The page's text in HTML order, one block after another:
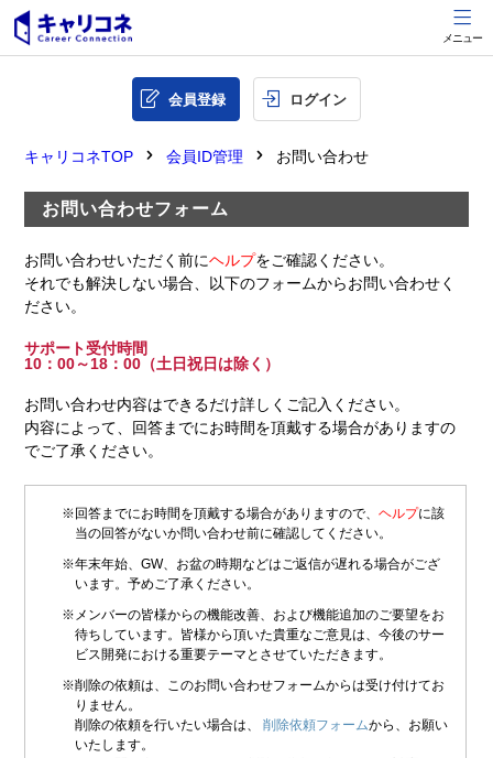
会員登録 ログイン
メニュー
キャリコネTOP 会員ID管理 お問い合わせ
お問い合わせフォーム
お問い合わせいただく前にヘルプをご確認ください。
それでも解決しない場合、以下のフォームからお問い合わせく
ださい。
サポート受付時間
10：00～18：00（土日祝日は除く）
お問い合わせ内容はできるだけ詳しくご記入ください。
内容によって、回答までにお時間を頂戴する場合がありますの
でご了承ください。
※回答までにお時間を頂戴する場合がありますので、 ヘルプに該
当の回答がないか問い合わせ前に確認してください。
※年末年始、GW、お盆の時期などはご返信が遅れる場合がござ
います。予めご了承ください。
※メンバーの皆様からの機能改善、および機能追加のご要望をお
待ちしています。皆様から頂いた貴重なご意見は、今後のサー
ビス開発における重要テーマとさせていただきます。
※削除の依頼は、このお問い合わせフォームからは受け付けてお
りません。
削除の依頼を行いたい場合は、 削除依頼フォームから、お願い
いたします。